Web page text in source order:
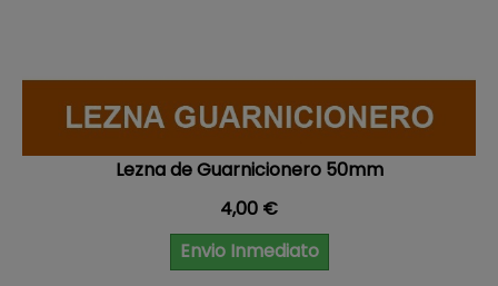
Lezna de Guarnicionero 50mm
Precio
4,00 €
Envio Inmediato